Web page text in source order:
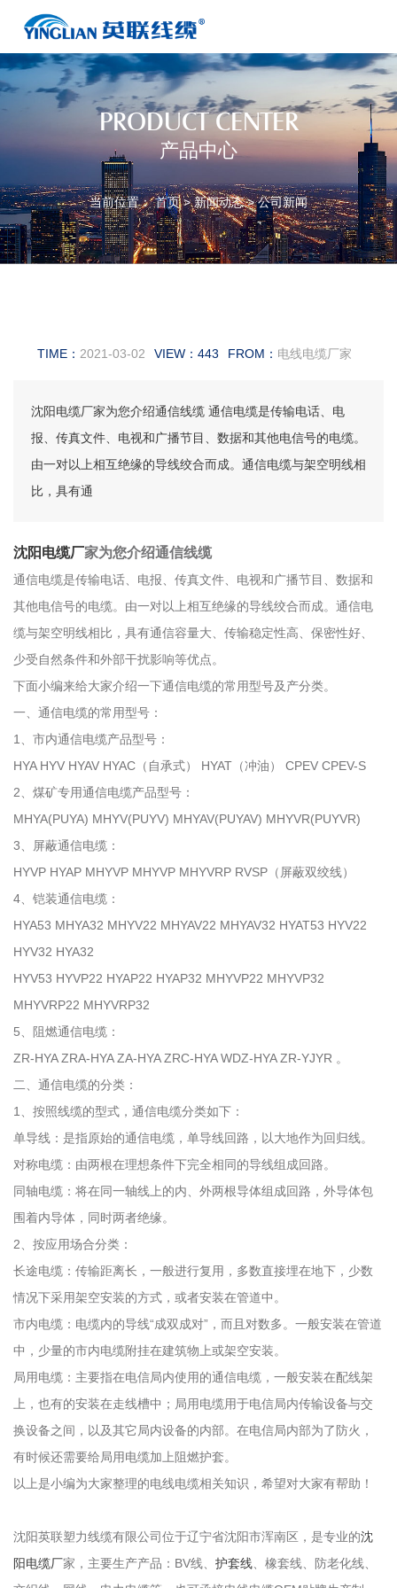
PRODUCT CENTER
产品中心
当前位置：首页>新闻动态>公司新闻
TIME： 2021-03-02 VIEW： 443 FROM： 电线电缆厂家
沈阳电缆厂家为您介绍通信线缆 通信电缆是传输电话、电
报、传真文件、电视和广播节目、数据和其他电信号的电缆。
由一对以上相互绝缘的导线绞合而成。通信电缆与架空明线相
比，具有通
沈阳电缆厂家为您介绍通信线缆
通信电缆是传输电话、电报、传真文件、电视和广播节目、数据和
其他电信号的电缆。由一对以上相互绝缘的导线绞合而成。通信电
缆与架空明线相比，具有通信容量大、传输稳定性高、保密性好、
少受自然条件和外部干扰影响等优点。
下面小编来给大家介绍一下通信电缆的常用型号及产分类。
一、通信电缆的常用型号：
1、市内通信电缆产品型号：
HYA HYV HYAV HYAC（自承式） HYAT（冲油） CPEV CPEV-S
2、煤矿专用通信电缆产品型号：
MHYA(PUYA) MHYV(PUYV) MHYAV(PUYAV) MHYVR(PUYVR)
3、屏蔽通信电缆：
HYVP HYAP MHYVP MHYVP MHYVRP RVSP（屏蔽双绞线）
4、铠装通信电缆：
HYA53 MHYA32 MHYV22 MHYAV22 MHYAV32 HYAT53 HYV22
HYV32 HYA32
HYV53 HYVP22 HYAP22 HYAP32 MHYVP22 MHYVP32
MHYVRP22 MHYVRP32
5、阻燃通信电缆：
ZR-HYA ZRA-HYA ZA-HYA ZRC-HYA WDZ-HYA ZR-YJYR 。
二、通信电缆的分类：
1、按照线缆的型式，通信电缆分类如下：
单导线：是指原始的通信电缆，单导线回路，以大地作为回归线。
对称电缆：由两根在理想条件下完全相同的导线组成回路。
同轴电缆：将在同一轴线上的内、外两根导体组成回路，外导体包
围着内导体，同时两者绝缘。
2、按应用场合分类：
长途电缆：传输距离长，一般进行复用，多数直接埋在地下，少数
情况下采用架空安装的方式，或者安装在管道中。
市内电缆：电缆内的导线“成双成对”，而且对数多。一般安装在管道
中，少量的市内电缆附挂在建筑物上或架空安装。
局用电缆：主要指在电信局内使用的通信电缆，一般安装在配线架
上，也有的安装在走线槽中；局用电缆用于电信局内传输设备与交
换设备之间，以及其它局内设备的内部。在电信局内部为了防火，
有时候还需要给局用电缆加上阻燃护套。
以上是小编为大家整理的电线电缆相关知识，希望对大家有帮助！
沈阳英联塑力线缆有限公司位于辽宁省沈阳市浑南区，是专业的沈
阳电缆厂家，主要生产产品：BV线、 护套线 、橡套线、防老化线、